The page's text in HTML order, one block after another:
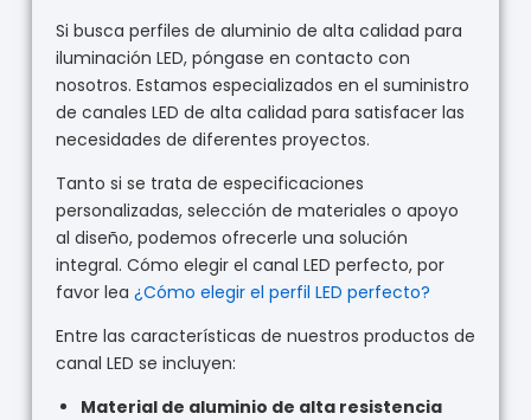
Si busca perfiles de aluminio de alta calidad para
iluminación LED, póngase en contacto con
nosotros. Estamos especializados en el suministro
de canales LED de alta calidad para satisfacer las
necesidades de diferentes proyectos.
Tanto si se trata de especificaciones
personalizadas, selección de materiales o apoyo
al diseño, podemos ofrecerle una solución
integral. Cómo elegir el canal LED perfecto, por
favor lea ¿Cómo elegir el perfil LED perfecto?
Entre las características de nuestros productos de
canal LED se incluyen:
Material de aluminio de alta resistencia